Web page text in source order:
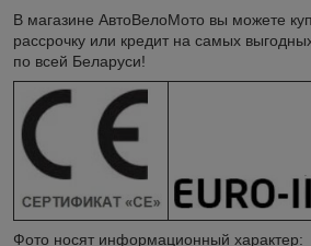
В магазине АвтоВелоМото вы можете
рассрочку или кредит на самых
по всей Беларуси!
Фото носят информационный характер: